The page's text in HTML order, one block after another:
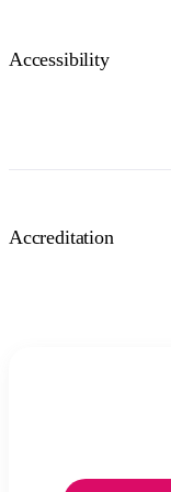
Accessibility
Accreditation